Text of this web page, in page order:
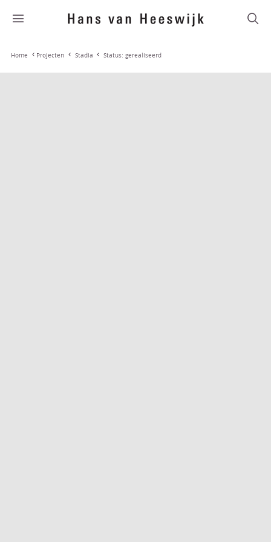
Home Projecten Stadia Status: gerealiseerd